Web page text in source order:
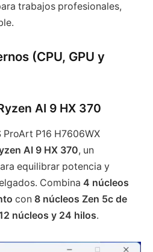
trabajos profesionales,
(CPU, GPU y
AI 9 HX 370
ProArt P16 H7606WX
AI 9 HX 370, un
equilibrar potencia y
Combina 4 núcleos
con 8 núcleos Zen 5c de
núcleos y 24 hilos.